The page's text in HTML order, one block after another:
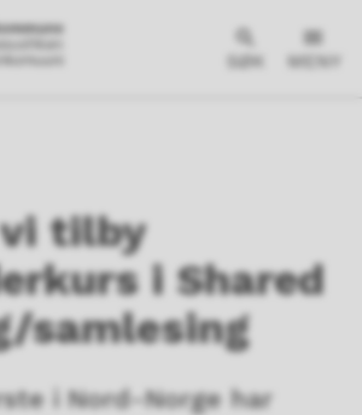
SØK MENY
tilby
i Shared
samlesing
i Nord-Norge har